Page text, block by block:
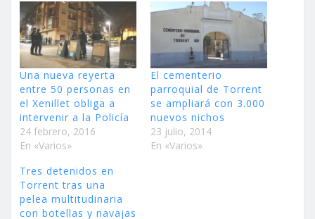
Una nueva reyerta
entre 50 personas en
el Xenillet obliga a
intervenir a la Policía
24 febrero, 2016
En «Varios»
El cementerio
parroquial de Torrent
se ampliará con 3.000
nuevos nichos
23 julio, 2014
En «Varios»
Tres detenidos en
Torrent tras una
pelea multitudinaria
con botellas y navajas